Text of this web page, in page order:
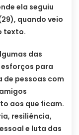
ela seguiu
quando veio
texto.
das
esforços para
de pessoas com
aos que ficam.
resiliência,
e luta das